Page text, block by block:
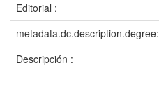
Editorial :
metadata.dc.description.degree:
Descripción :